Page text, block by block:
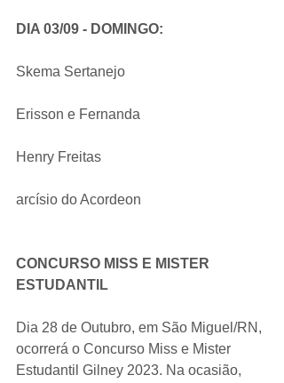
DIA 03/09 - DOMINGO:
Skema Sertanejo
Erisson e Fernanda
Henry Freitas
arcísio do Acordeon
CONCURSO MISS E MISTER
ESTUDANTIL
Dia 28 de Outubro, em São Miguel/RN,
ocorrerá o Concurso Miss e Mister
Estudantil Gilney 2023. Na ocasião,